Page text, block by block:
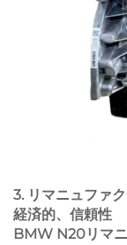
3. リマニュファ
経済的、信頼性
BMW N20リマ